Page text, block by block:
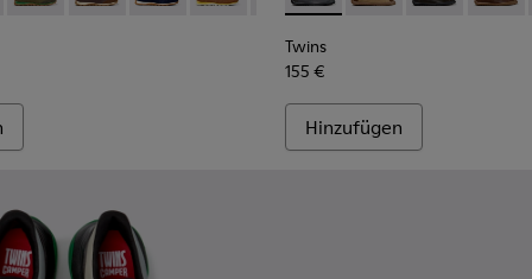
Twins
155 €
Hinzufügen